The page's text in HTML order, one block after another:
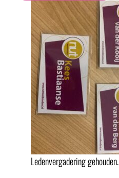
Ledenvergadering gehouden.